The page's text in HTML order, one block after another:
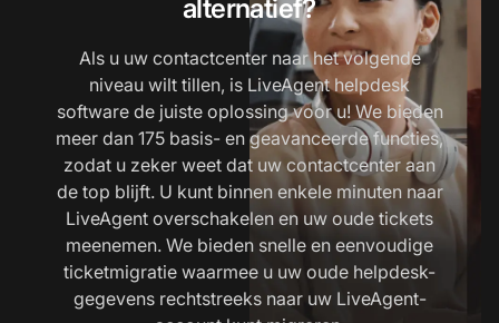
alternatief?
Als u uw contactcenter naar het volgende
niveau wilt tillen, is LiveAgent helpdesk
software de juiste oplossing voor u! We bieden
meer dan 175 basis- en geavanceerde functies,
zodat u zeker weet dat uw contactcenter aan
de top blijft. U kunt binnen enkele minuten naar
LiveAgent overschakelen en uw oude tickets
meenemen. We bieden snelle en eenvoudige
ticketmigratie waarmee u uw oude helpdesk-
gegevens rechtstreeks naar uw LiveAgent-